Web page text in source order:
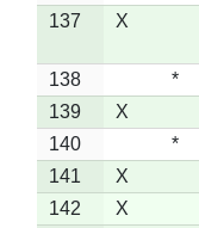
137
X
138 *
139
X
140
*
141
X
142
X